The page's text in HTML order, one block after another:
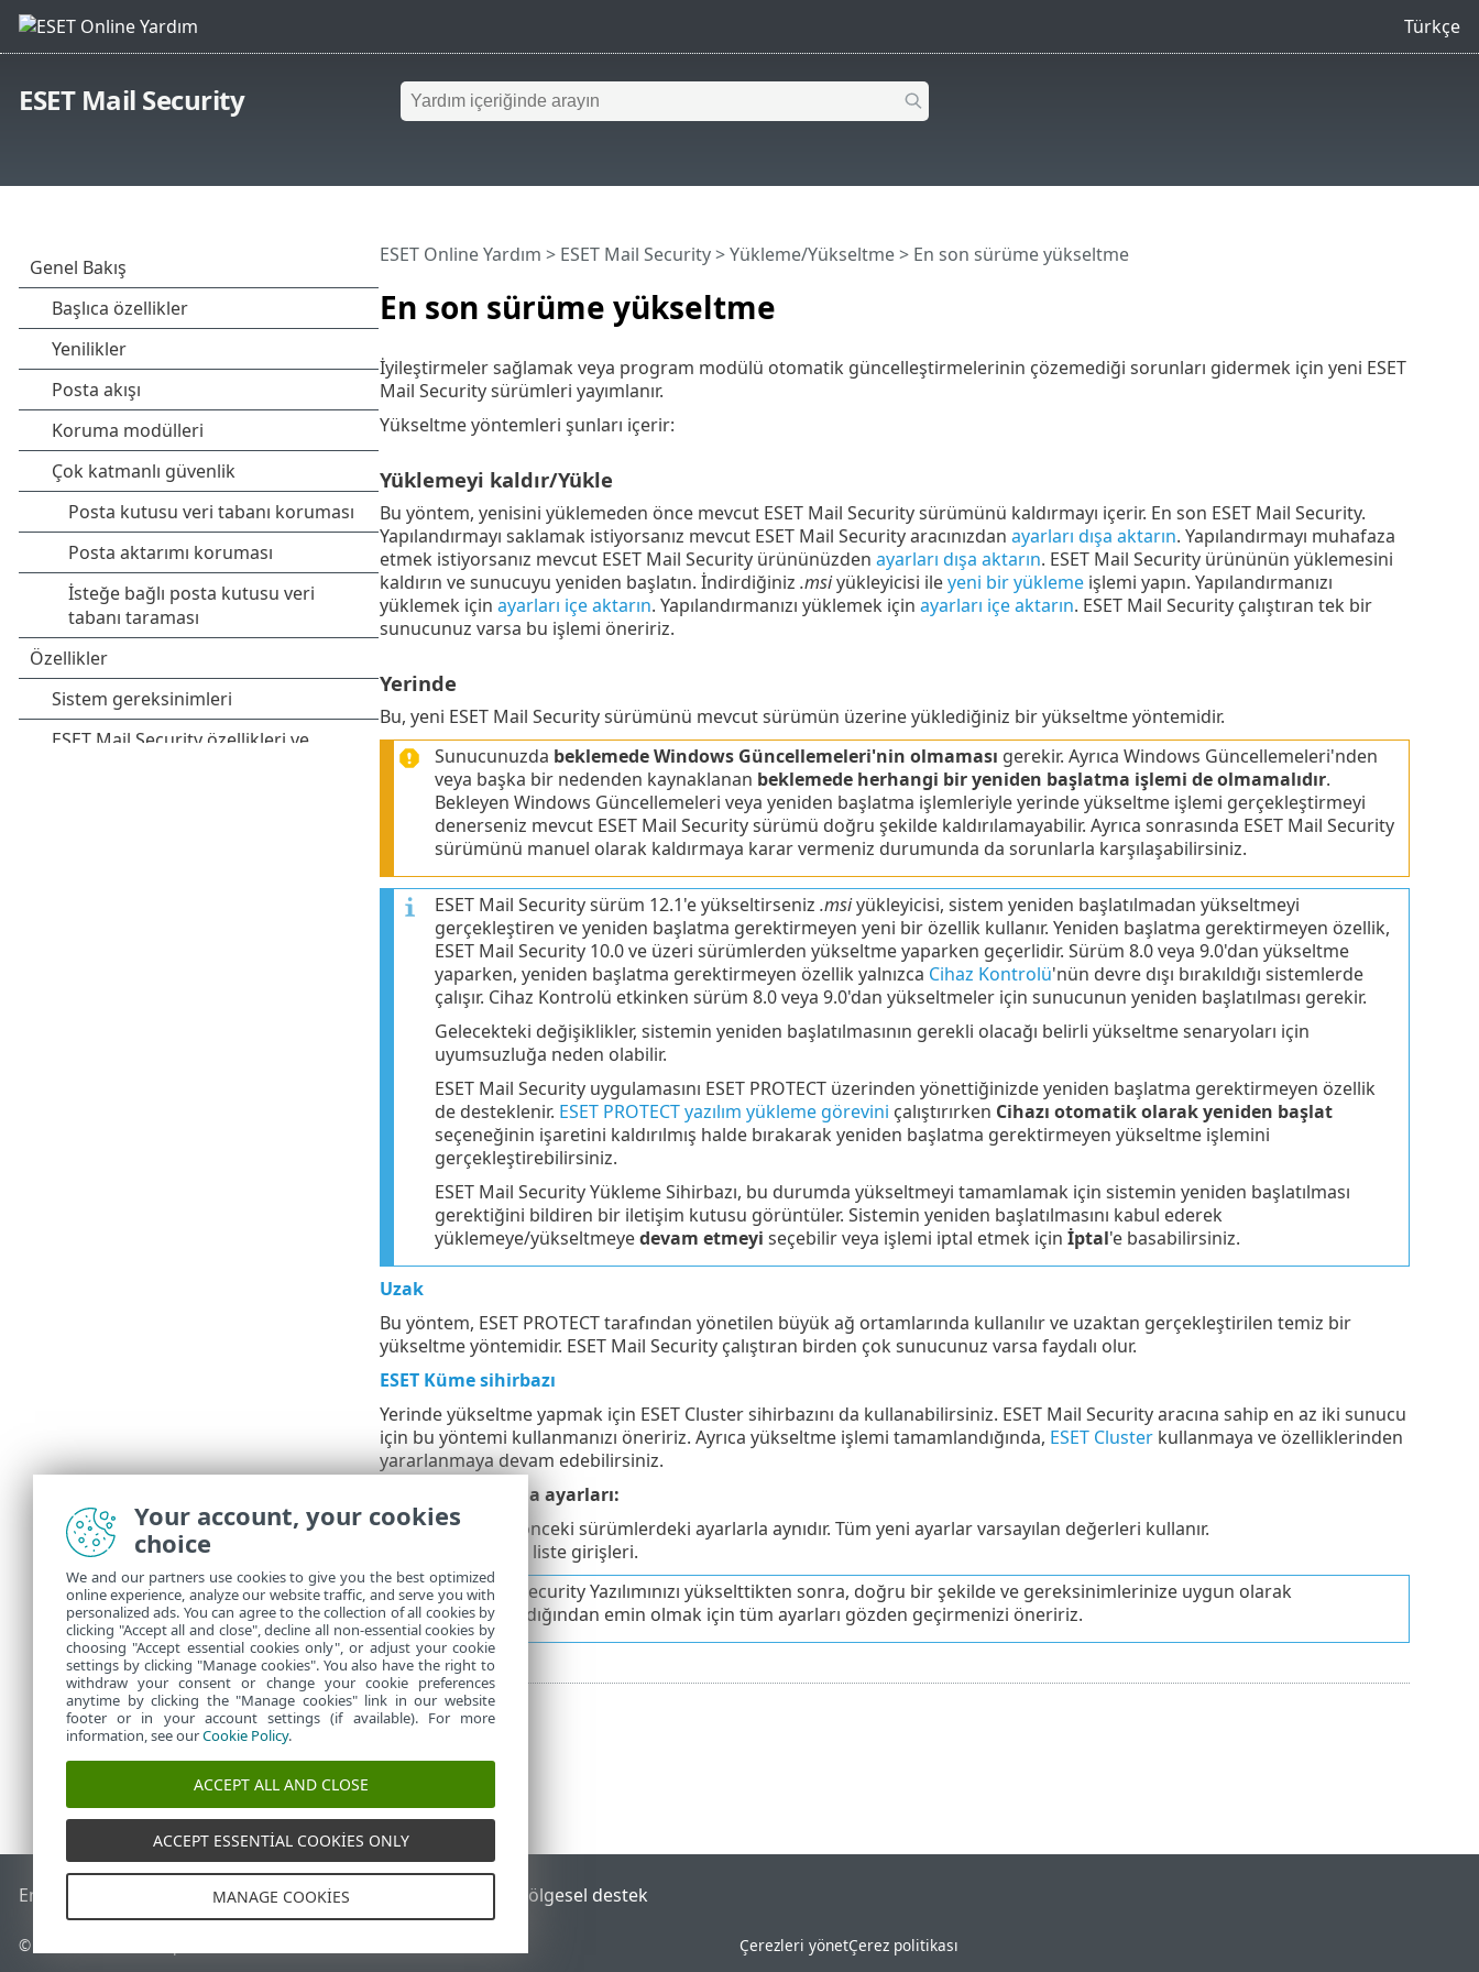
Türkçe
ESET Mail Security
En son sürüme yükseltme
ESET Online Yardım > ESET Mail Security>Yükleme/Yükseltme> En son sürüme yükseltme
İyileştirmeler sağlamak veya program modülü otomatik güncelleştirmelerinin çözemediği sorunları gidermek için yeni ESET
Mail Security sürümleri yayımlanır.
Yükseltme yöntemleri şunları içerir:
Yüklemeyi kaldır/Yükle
Bu yöntem, yenisini yüklemeden önce mevcut ESET Mail Security sürümünü kaldırmayı içerir. En son ESET Mail Security.
Yapılandırmayı saklamak istiyorsanız mevcut ESET Mail Security aracınızdan ayarları dışa aktarın. Yapılandırmayı muhafaza
etmek istiyorsanız mevcut ESET Mail Security ürününüzden ayarları dışa aktarın. ESET Mail Security ürününün yüklemesini
kaldırın ve sunucuyu yeniden başlatın. İndirdiğiniz .msiyükleyicisi ileyeni bir yüklemeişlemi yapın. Yapılandırmanızı
yüklemek için ayarları içe aktarın. Yapılandırmanızı yüklemek için ayarları içe aktarın. ESET Mail Security çalıştıran tek bir
sunucunuz varsa bu işlemi öneririz.
Yerinde
Bu, yeni ESET Mail Security sürümünü mevcut sürümün üzerine yüklediğiniz bir yükseltme yöntemidir.
Sunucunuzda beklemede Windows Güncellemeleri'nin olmaması gerekir. Ayrıca Windows Güncellemeleri'nden
veya başka bir nedenden kaynaklanan beklemede herhangi bir yeniden başlatma işlemi de olmamalıdır.
Bekleyen Windows Güncellemeleri veya yeniden başlatma işlemleriyle yerinde yükseltme işlemi gerçekleştirmeyi
denerseniz mevcut ESET Mail Security sürümü doğru şekilde kaldırılamayabilir. Ayrıca sonrasında ESET Mail Security
sürümünü manuel olarak kaldırmaya karar vermeniz durumunda da sorunlarla karşılaşabilirsiniz.
ESET Mail Security sürüm 12.1'e yükseltirseniz .msiyükleyicisi, sistem yeniden başlatılmadan yükseltmeyi
gerçekleştiren ve yeniden başlatma gerektirmeyen yeni bir özellik kullanır. Yeniden başlatma gerektirmeyen özellik,
ESET Mail Security 10.0 ve üzeri sürümlerden yükseltme yaparken geçerlidir. Sürüm 8.0 veya 9.0'dan yükseltme
yaparken, yeniden başlatma gerektirmeyen özellik yalnızca Cihaz Kontrolü'nün devre dışı bırakıldığı sistemlerde
çalışır. Cihaz Kontrolü etkinken sürüm 8.0 veya 9.0'dan yükseltmeler için sunucunun yeniden başlatılması gerekir.
Gelecekteki değişiklikler, sistemin yeniden başlatılmasının gerekli olacağı belirli yükseltme senaryoları için
uyumsuzluğa neden olabilir.
ESET Mail Security uygulamasını ESET PROTECT üzerinden yönettiğinizde yeniden başlatma gerektirmeyen özellik
de desteklenir. ESET PROTECT yazılım yükleme görevini çalıştırırken Cihazı otomatik olarak yeniden başlat
seçeneğinin işaretini kaldırılmış halde bırakarak yeniden başlatma gerektirmeyen yükseltme işlemini
gerçekleştirebilirsiniz.
ESET Mail Security Yükleme Sihirbazı, bu durumda yükseltmeyi tamamlamak için sistemin yeniden başlatılması
gerektiğini bildiren bir iletişim kutusu görüntüler. Sistemin yeniden başlatılmasını kabul ederek
yüklemeye/yükseltmeyedevam etmeyi seçebilir veya işlemi iptal etmek için İptal'e basabilirsiniz.
Uzak
Bu yöntem, ESET PROTECT tarafından yönetilen büyük ağ ortamlarında kullanılır ve uzaktan gerçekleştirilen temiz bir
yükseltme yöntemidir. ESET Mail Security çalıştıran birden çok sunucunuz varsa faydalı olur.
ESET Küme sihirbazı
Yerinde yükseltme yapmak için ESET Cluster sihirbazını da kullanabilirsiniz. ESET Mail Security aracına sahip en az iki sunucu
için bu yöntemi kullanmanızı öneririz. Ayrıca yükseltme işlemi tamamlandığında, ESET Clusterkullanmaya ve özelliklerinden
yararlanmaya devam edebilirsiniz.
Antispam koruma ayarları:
• Tüm ayarlar, önceki sürümlerdeki ayarlarla aynıdır. Tüm yeni ayarlar varsayılan değerleri kullanır.
Beyaz ve kara liste girişleri.
ESET Mail Security Yazılımınızı yükselttikten sonra, doğru bir şekilde ve gereksinimlerinize uygun olarak
yapılandırıldığından emin olmak için tüm ayarları gözden geçirmenizi öneririz.
End of Life ESET Bilgi BankasıESET Forumu Bölgesel destek
© 1992 - 2026 ESET, spol. s r.o. - Tüm hakları saklıdır. Çerezleri yönetÇerez politikası
Your account, your cookies
choice
We and our partners use cookies to give you the best optimized
online experience, analyze our website traffic, and serve you with
personalized ads. You can agree to the collection of all cookies by
clicking "Accept all and close", decline all non-essential cookies by
choosing "Accept essential cookies only", or adjust your cookie
settings by clicking "Manage cookies". You also have the right to
withdraw your consent or change your cookie preferences
anytime by clicking the "Manage cookies" link in our website
footer or in your account settings (if available). For more
information, see ourCookie Policy.
ACCEPT ALL AND CLOSE
ACCEPT ESSENTIAL COOKIES ONLY
MANAGE COOKIES